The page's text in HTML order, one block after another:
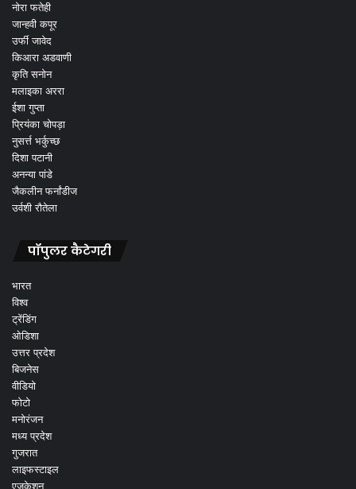
नोरा फतेही
जान्हवी कपूर
उर्फी जावेद
किआरा अडवाणी
कृति सनोन
मलाइका अररा
ईशा गुप्ता
प्रियंका चोपड़ा
नुसर्त्त भर्कुच्छ
दिशा पटानी
अनन्या पांडे
जैकलीन फर्नांडीज
उर्वशी रौतेला
पॉपुलर कैटेगरी
भारत
विश्व
ट्रेंडिंग
ओडिशा
उत्तर प्रदेश
बिजनेस
वीडियो
फोटो
मनोरंजन
मध्य प्रदेश
गुजरात
लाइफस्टाइल
एजुकेशन